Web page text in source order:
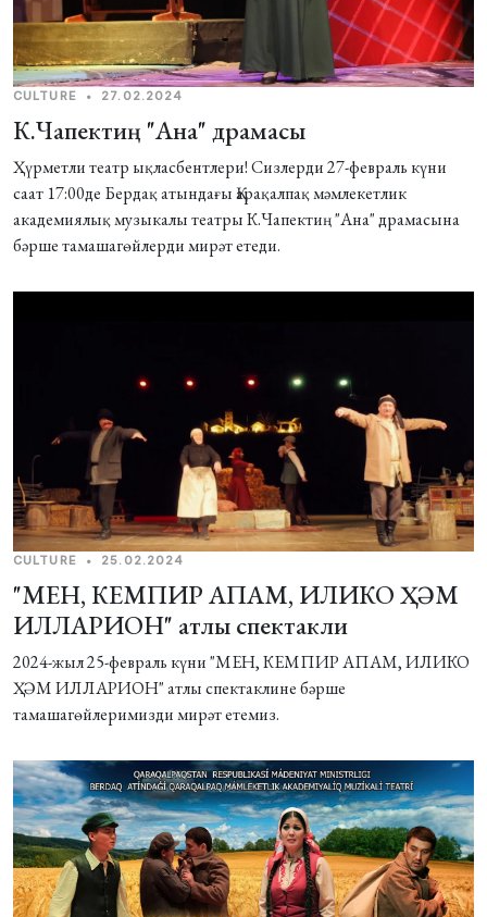
CULTURE • 27.02.2024
К.Чапектиң "Ана" драмасы
Ҳүрметли театр ықласбентлери! Сизлерди 27-февраль күни
саат 17:00де Бердақ атындағы Қарақалпақ мәмлекетлик
академиялық музыкалы театры К.Чапектиң "Ана" драмасына
бәрше тамашагѳйлерди мирәт етеди.
CULTURE • 25.02.2024
"МЕН, КЕМПИР АПАМ, ИЛИКО ҲӘМ
ИЛЛАРИОН" атлы спектакли
2024-жыл 25-февраль күни "МЕН, КЕМПИР АПАМ, ИЛИКО
ҲӘМ ИЛЛАРИОН" атлы спектаклине бәрше
тамашагѳйлеримизди мирәт етемиз.